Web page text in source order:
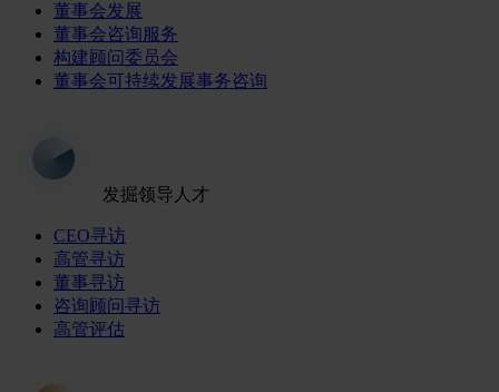
董事会发展
董事会咨询服务
构建顾问委员会
董事会可持续发展事务咨询
发掘领导人才
CEO寻访
高管寻访
董事寻访
咨询顾问寻访
高管评估